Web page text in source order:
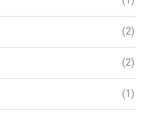
(2)
(2)
(1)